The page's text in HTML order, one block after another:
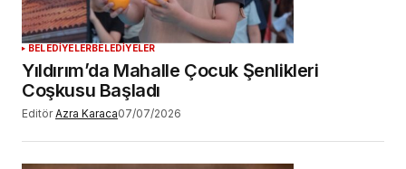
BELEDİYELERBELEDİYELER
Yıldırım’da Mahalle Çocuk Şenlikleri
Coşkusu Başladı
Editör Azra Karaca07/07/2026